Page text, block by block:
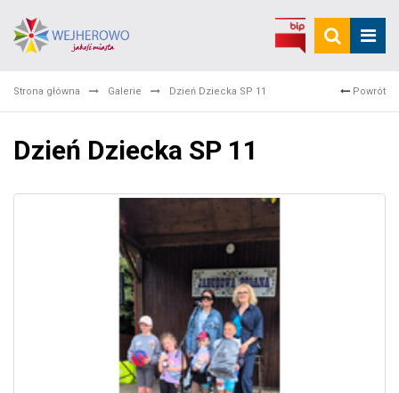
Strona główna Galerie Dzień Dziecka SP 11 Powrót
Dzień Dziecka SP 11